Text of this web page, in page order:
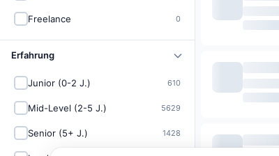
Freelance 0
Erfahrung
Junior (0-2 J.) 610
Mid-Level (2-5 J.) 5629
Senior (5+ J.) 1428